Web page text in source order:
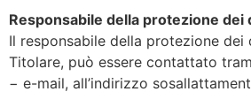
Responsabile della protezione dei
Il responsabile della protezione dei
Titolare, può essere contattato
− e-mail, all’indirizzo